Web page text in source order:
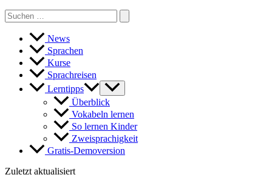
Search
for:
News
Sprachen
Kurse
Sprachreisen
Lerntipps
Überblick
Vokabeln lernen
So lernen Kinder
Zweisprachigkeit
Gratis-Demoversion
Zuletzt aktualisiert